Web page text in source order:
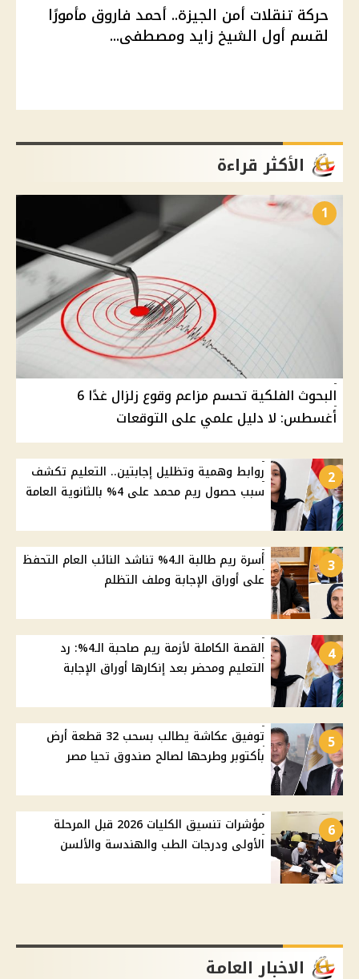
حركة تنقلات أمن الجيزة.. أحمد فاروق مأمورًا
لقسم أول الشيخ زايد ومصطفى...
الأكثر قراءة
1
البحوث الفلكية تحسم مزاعم وقوع زلزال غدًا 6
أغسطس: لا دليل علمي على التوقعات
2
روابط وهمية وتظليل إجابتين.. التعليم تكشف
سبب حصول ريم محمد على 4% بالثانوية العامة
3
أسرة ريم طالبة الـ4% تناشد النائب العام التحفظ
على أوراق الإجابة وملف التظلم
4
القصة الكاملة لأزمة ريم صاحبة الـ4%: رد
التعليم ومحضر بعد إنكارها أوراق الإجابة
5
توفيق عكاشة يطالب بسحب 32 قطعة أرض
بأكتوبر وطرحها لصالح صندوق تحيا مصر
6
مؤشرات تنسيق الكليات 2026 قبل المرحلة
الأولى ودرجات الطب والهندسة والألسن
الاخبار العامة